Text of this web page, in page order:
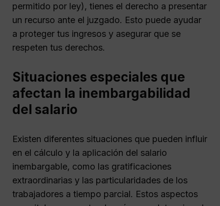
permitido por ley), tienes el derecho a presentar
un recurso ante el juzgado. Esto puede ayudar
a proteger tus ingresos y asegurar que se
respeten tus derechos.
Situaciones especiales que
afectan la inembargabilidad
del salario
Existen diferentes situaciones que pueden influir
en el cálculo y la aplicación del salario
inembargable, como las gratificaciones
extraordinarias y las particularidades de los
trabajadores a tiempo parcial. Estos aspectos